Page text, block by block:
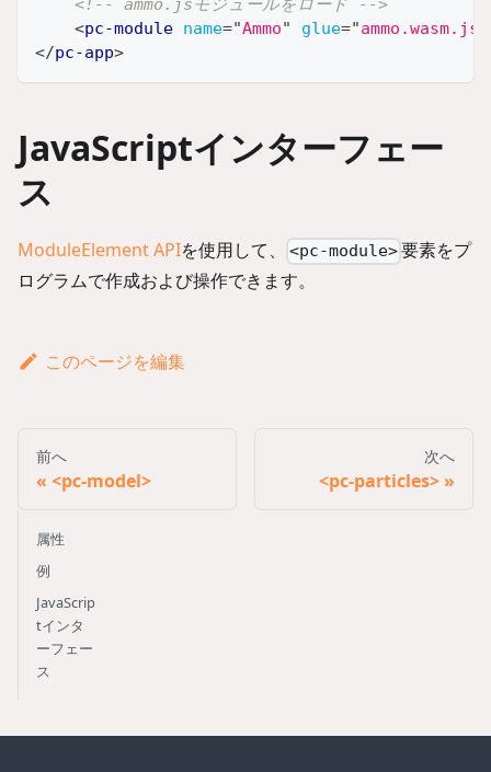
<!-- ammo.jsモジュールをロード -->
<pc-module name="Ammo" glue="ammo.wasm.js
</pc-app>
JavaScriptインターフェー
ス
ModuleElement APIを使用して、 <pc-module>要素をプ
ログラムで作成および操作できます。
このページを編集
前へ
<pc-model>
次へ
<pc-particles>
属性
例
JavaScrip
tインタ
ーフェー
ス